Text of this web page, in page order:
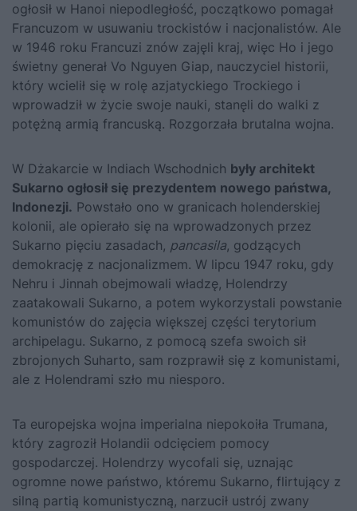
ogłosił w Hanoi niepodległość, początkowo pomagał
Francuzom w usuwaniu trockistów i nacjonalistów. Ale
w 1946 roku Francuzi znów zajęli kraj, więc Ho i jego
świetny generał Vo Nguyen Giap, nauczyciel historii,
który wcielił się w rolę azjatyckiego Trockiego i
wprowadził w życie swoje nauki, stanęli do walki z
potężną armią francuską. Rozgorzała brutalna wojna.
W Dżakarcie w Indiach Wschodnich były architekt
Sukarno ogłosił się prezydentem nowego państwa,
Indonezji. Powstało ono w granicach holenderskiej
kolonii, ale opierało się na wprowadzonych przez
Sukarno pięciu zasadach, pancasila, godzących
demokrację z nacjonalizmem. W lipcu 1947 roku, gdy
Nehru i Jinnah obejmowali władzę, Holendrzy
zaatakowali Sukarno, a potem wykorzystali powstanie
komunistów do zajęcia większej części terytorium
archipelagu. Sukarno, z pomocą szefa swoich sił
zbrojonych Suharto, sam rozprawił się z komunistami,
ale z Holendrami szło mu niesporo.
Ta europejska wojna imperialna niepokoiła Trumana,
który zagroził Holandii odcięciem pomocy
gospodarczej. Holendrzy wycofali się, uznając
ogromne nowe państwo, któremu Sukarno, flirtujący z
silną partią komunistyczną, narzucił ustrój zwany